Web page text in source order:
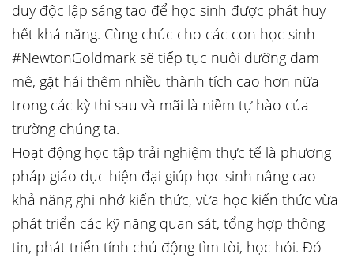
duy độc lập sáng tạo để học sinh được phát huy
hết khả năng. Cùng chúc cho các con học sinh
#NewtonGoldmark sẽ tiếp tục nuôi dưỡng đam
mê, gặt hái thêm nhiều thành tích cao hơn nữa
trong các kỳ thi sau và mãi là niềm tự hào của
trường chúng ta.
Hoạt động học tập trải nghiệm thực tế là phương
pháp giáo dục hiện đại giúp học sinh nâng cao
khả năng ghi nhớ kiến thức, vừa học kiến thức vừa
phát triển các kỹ năng quan sát, tổng hợp thông
tin, phát triển tính chủ động tìm tòi, học hỏi. Đó